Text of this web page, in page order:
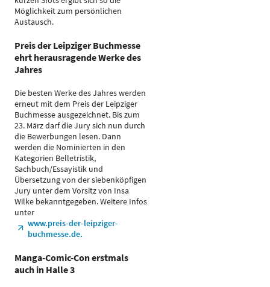
Möglichkeit zum persönlichen
Austausch.
Preis der Leipziger Buchmesse
ehrt herausragende Werke des
Jahres
Die besten Werke des Jahres werden
erneut mit dem Preis der Leipziger
Buchmesse ausgezeichnet. Bis zum
23. März darf die Jury sich nun durch
die Bewerbungen lesen. Dann
werden die Nominierten in den
Kategorien Belletristik,
Sachbuch/Essayistik und
Übersetzung von der siebenköpfigen
Jury unter dem Vorsitz von Insa
Wilke bekanntgegeben. Weitere Infos
unter
www.preis-der-leipziger-
buchmesse.de.
Manga-Comic-Con erstmals
auch in Halle 3